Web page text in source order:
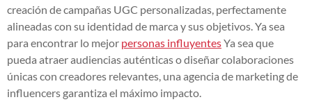
creación de campañas UGC personalizadas, perfectamente
alineadas con su identidad de marca y sus objetivos. Ya sea
para encontrar lo mejor personas influyentesYa sea que
pueda atraer audiencias auténticas o diseñar colaboraciones
únicas con creadores relevantes, una agencia de marketing de
influencers garantiza el máximo impacto.